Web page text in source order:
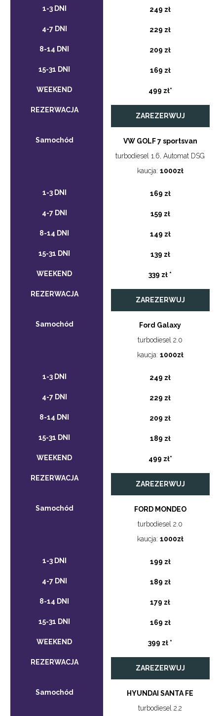
249 zł
229 zł
209 zł
169 zł
499 zł*
ZAREZERWUJ
VW GOLF 7 sportsvan
turbodiesel 1.6, Automat DSG
kaucja: 1000zł
169 zł
159 zł
149 zł
139 zł
339 zł *
ZAREZERWUJ
Ford Galaxy
turbodiesel 2.0
kaucja: 1000zł
249 zł
229 zł
209 zł
189 zł
499 zł*
ZAREZERWUJ
FORD MONDEO
turbodiesel 2.0
kaucja: 1000zł
199 zł
189 zł
179 zł
169 zł
399 zł *
ZAREZERWUJ
HYUNDAI SANTA FE
turbodiesel 2.2